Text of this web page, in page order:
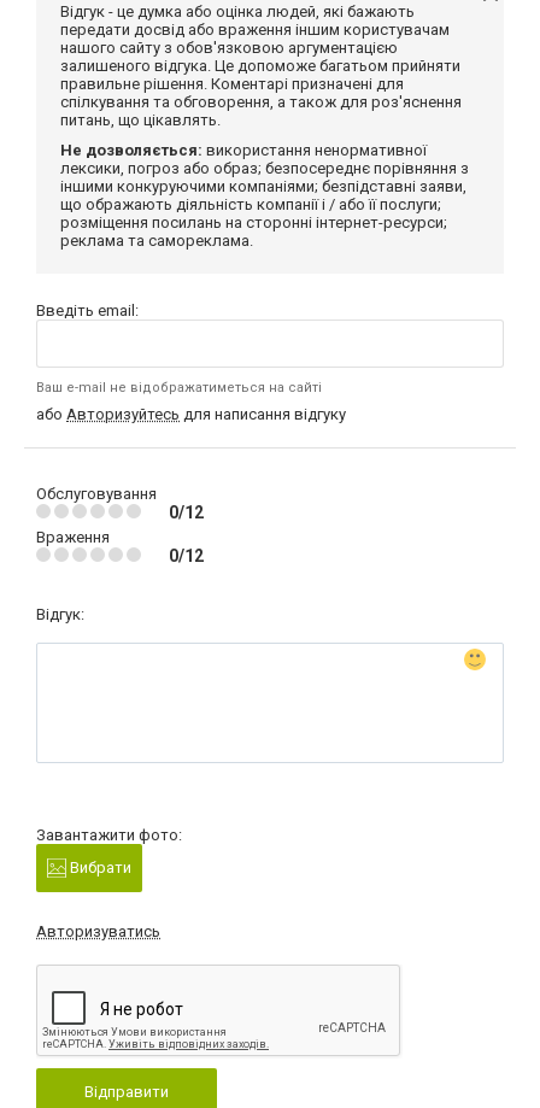
Відгук - це думка або оцінка людей, які бажають
передати досвід або враження іншим користувачам
нашого сайту з обов'язковою аргументацією
залишеного відгука. Це допоможе багатьом прийняти
правильне рішення. Коментарі призначені для
спілкування та обговорення, а також для роз'яснення
питань, що цікавлять.
Не дозволяється: використання ненормативної
лексики, погроз або образ; безпосереднє порівняння з
іншими конкуруючими компаніями; безпідставні заяви,
що ображають діяльність компанії і / або її послуги;
розміщення посилань на сторонні інтернет-ресурси;
реклама та самореклама.
Введіть email:
Ваш e-mail не відображатиметься на сайті
або Авторизуйтесь для написання відгуку
Обслуговування
0/12
Враження
0/12
Відгук:
Завантажити фото:
Вибрати
Авторизуватись
Відправити